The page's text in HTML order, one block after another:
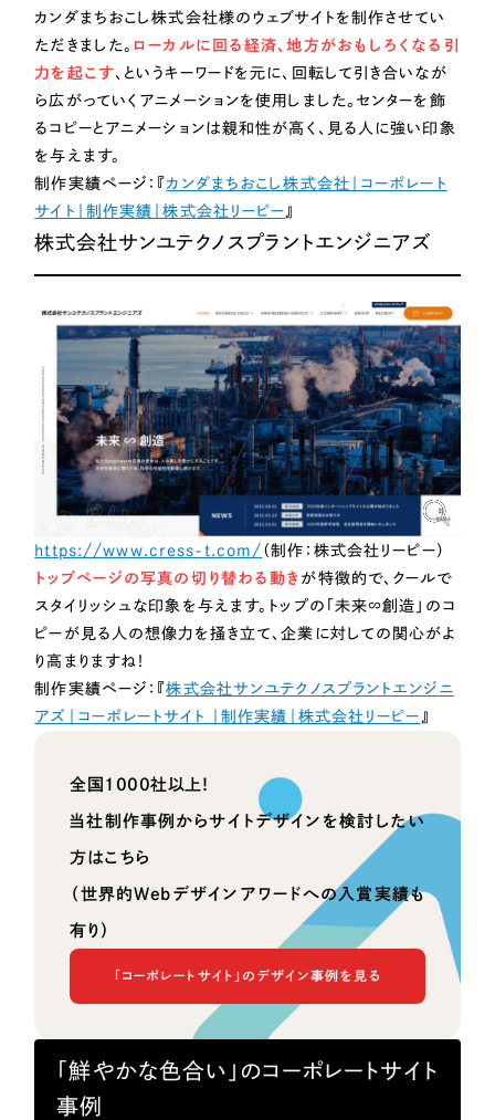
カンダまちおこし株式会社様のウェブサイトを制作させてい
ただきました。 ローカルに回る経済、地方がおもしろくなる引
力を起こす、というキーワードを元に、回転して引き合いなが
ら広がっていくアニメーションを使用しました。センターを飾
るコピーとアニメーションは親和性が高く、見る人に強い印象
を与えます。
制作実績ページ：『 カンダまちおこし株式会社｜コーポレート
サイト｜制作実績｜株式会社リーピー』
株式会社サンユテクノスプラントエンジニアズ
https://www.cress-t.com/ （制作：株式会社リーピー）
トップページの写真の切り替わる動き が特徴的で、クールで
スタイリッシュな印象を与えます。トップの「未来∽創造」のコ
ピーが見る人の想像力を掻き立て、企業に対しての関心がよ
り高まりますね！
制作実績ページ：『株式会社サンユテクノスプラントエンジニ
アズ｜コーポレートサイト ｜制作実績｜株式会社リーピー 』
全国1000社以上！
当社制作事例からサイトデザインを検討したい
方はこちら
（世界的Webデザインアワードへの入賞実績も
有り）
「コーポレートサイト」のデザイン事例を見る
「鮮やかな色合い」のコーポレートサイト
事例